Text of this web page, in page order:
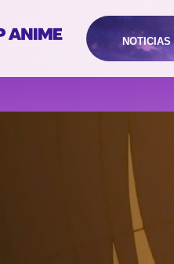
NOTICIAS